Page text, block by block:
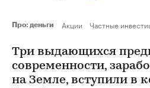
Про: деньги Акции Частные
Три выдающихся
современности,
на Земле, вступили в